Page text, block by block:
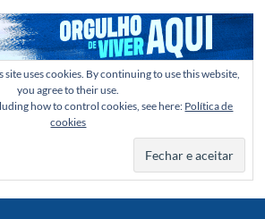
site uses cookies. By continuing to use this website,
you agree to their use.
how to control cookies, see here: Política de
cookies